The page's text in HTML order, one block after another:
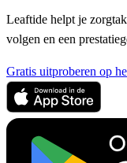
Leaftide helpt je
volgen en een
Gratis uitproberen op